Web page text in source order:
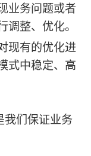
业务问题或者
整、优化。
现有的优化进
式中稳定、高
我们保证业务